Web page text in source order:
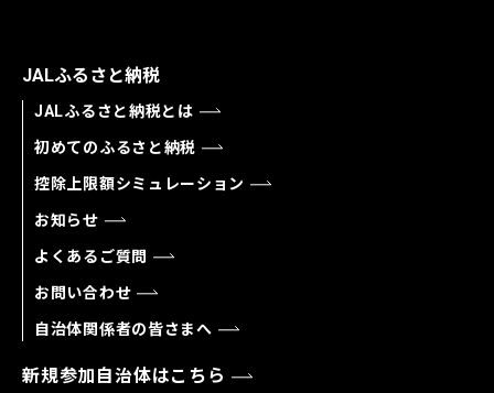
JALふるさと納税
JALふるさと納税とは
初めてのふるさと納税
控除上限額シミュレーション
お知らせ
よくあるご質問
お問い合わせ
自治体関係者の皆さまへ
新規参加自治体はこちら